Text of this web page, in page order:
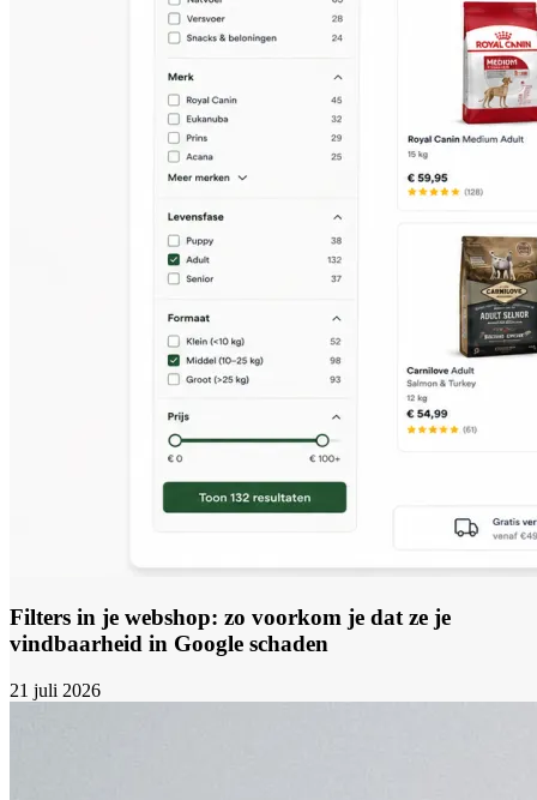
Filters in je webshop: zo voorkom je dat ze je
vindbaarheid in Google schaden
21 juli 2026